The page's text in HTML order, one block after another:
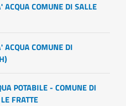
ACQUA COMUNE DI SALLE
ACQUA COMUNE DI
POTABILE - COMUNE DI
FRATTE